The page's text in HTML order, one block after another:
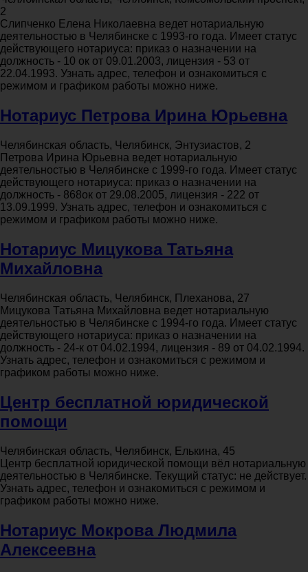
2
Слипченко Елена Николаевна ведет нотариальную
деятельностью в Челябинске с 1993-го года. Имеет статус
действующего нотариуса: приказ о назначении на
должность - 10 ок от 09.01.2003, лицензия - 53 от
22.04.1993. Узнать адрес, телефон и ознакомиться с
режимом и графиком работы можно ниже.
Нотариус Петрова Ирина Юрьевна
Челябинская область, Челябинск, Энтузиастов, 2
Петрова Ирина Юрьевна ведет нотариальную
деятельностью в Челябинске с 1999-го года. Имеет статус
действующего нотариуса: приказ о назначении на
должность - 868ок от 29.08.2005, лицензия - 222 от
13.09.1999. Узнать адрес, телефон и ознакомиться с
режимом и графиком работы можно ниже.
Нотариус Мицукова Татьяна
Михайловна
Челябинская область, Челябинск, Плеханова, 27
Мицукова Татьяна Михайловна ведет нотариальную
деятельностью в Челябинске с 1994-го года. Имеет статус
действующего нотариуса: приказ о назначении на
должность - 24-к от 04.02.1994, лицензия - 89 от 04.02.1994.
Узнать адрес, телефон и ознакомиться с режимом и
графиком работы можно ниже.
Центр бесплатной юридической
помощи
Челябинская область, Челябинск, Елькина, 45
Центр бесплатной юридической помощи вёл нотариальную
деятельностью в Челябинске. Текущий статус: не действует.
Узнать адрес, телефон и ознакомиться с режимом и
графиком работы можно ниже.
Нотариус Мокрова Людмила
Алексеевна